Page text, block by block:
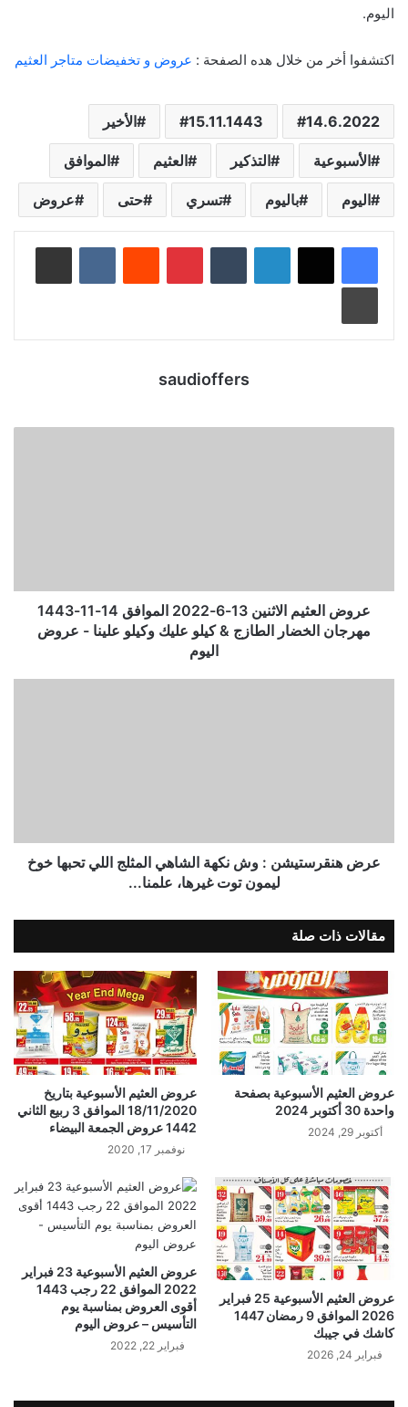
اليوم.
اكتشفوا أخر من خلال هده الصفحة : عروض و تخفيضات متاجر العثيم
14.6.2022
15.11.1443 الأخير
الأسبوعية التذكير العثيم الموافق
اليوم باليوم تسري حتى عروض
لينكدإن بينتيريست
saudioffers
عروض العثيم الاثنين 13-6-2022 الموافق 14-11-1443
مهرجان الخضار الطازج & كيلو عليك وكيلو علينا - عروض
اليوم
عرض هنقرستيشن : وش نكهة الشاهي المثلج اللي تحبها خوخ
ليمون توت غيرها، علمنا...
مقالات ذات صلة
عروض العثيم الأسبوعية بصفحة
واحدة 30 أكتوبر 2024
أكتوبر 29, 2024
عروض العثيم الأسبوعية بتاريخ
18/11/2020 الموافق 3 ربيع الثاني
1442 عروض الجمعة البيضاء
نوفمبر 17, 2020
عروض العثيم الأسبوعية 25 فبراير
2026 الموافق 9 رمضان 1447
كاشك في جيبك
فبراير 24, 2026
عروض العثيم الأسبوعية 23 فبراير
2022 الموافق 22 رجب 1443
أقوى العروض بمناسبة يوم
التأسيس – عروض اليوم
فبراير 22, 2022